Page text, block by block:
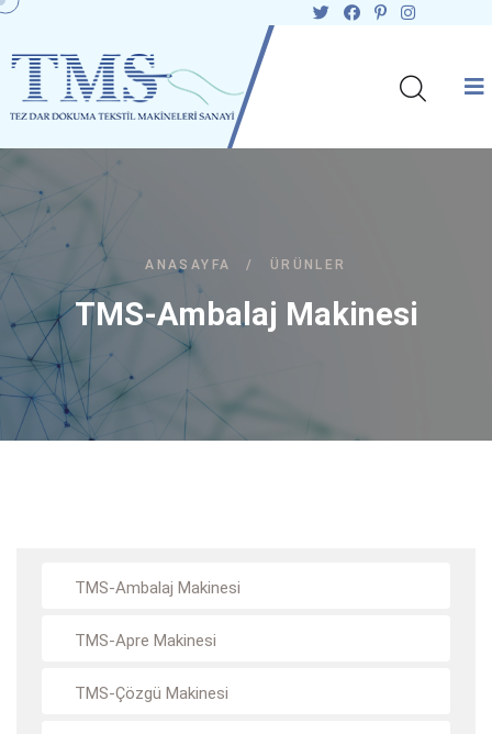
ANASAYFA / ÜRÜNLER
TMS-Ambalaj Makinesi
TMS-Ambalaj Makinesi
TMS-Apre Makinesi
TMS-Çözgü Makinesi